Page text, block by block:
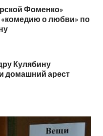
Фоменко»
о любви» по
Кулябину
домашний арест